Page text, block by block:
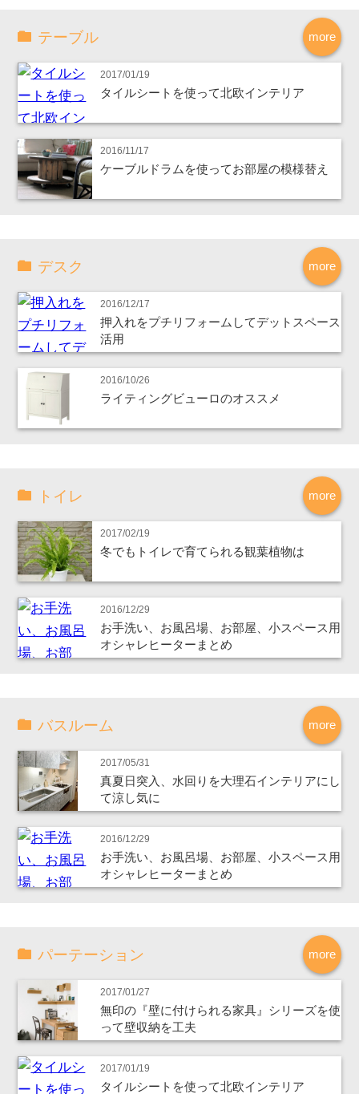
more
テーブル
2017/01/19
タイルシートを使って北欧インテリア
2016/11/17
ケーブルドラムを使ってお部屋の模様替え
more
デスク
2016/12/17
押入れをプチリフォームしてデットスペース
活用
2016/10/26
ライティングビューロのオススメ
more
トイレ
2017/02/19
冬でもトイレで育てられる観葉植物は
2016/12/29
お手洗い、お風呂場、お部屋、小スペース用
オシャレヒーターまとめ
more
バスルーム
2017/05/31
真夏日突入、水回りを大理石インテリアにし
て涼し気に
2016/12/29
お手洗い、お風呂場、お部屋、小スペース用
オシャレヒーターまとめ
more
パーテーション
2017/01/27
無印の『壁に付けられる家具』シリーズを使
って壁収納を工夫
2017/01/19
タイルシートを使って北欧インテリア